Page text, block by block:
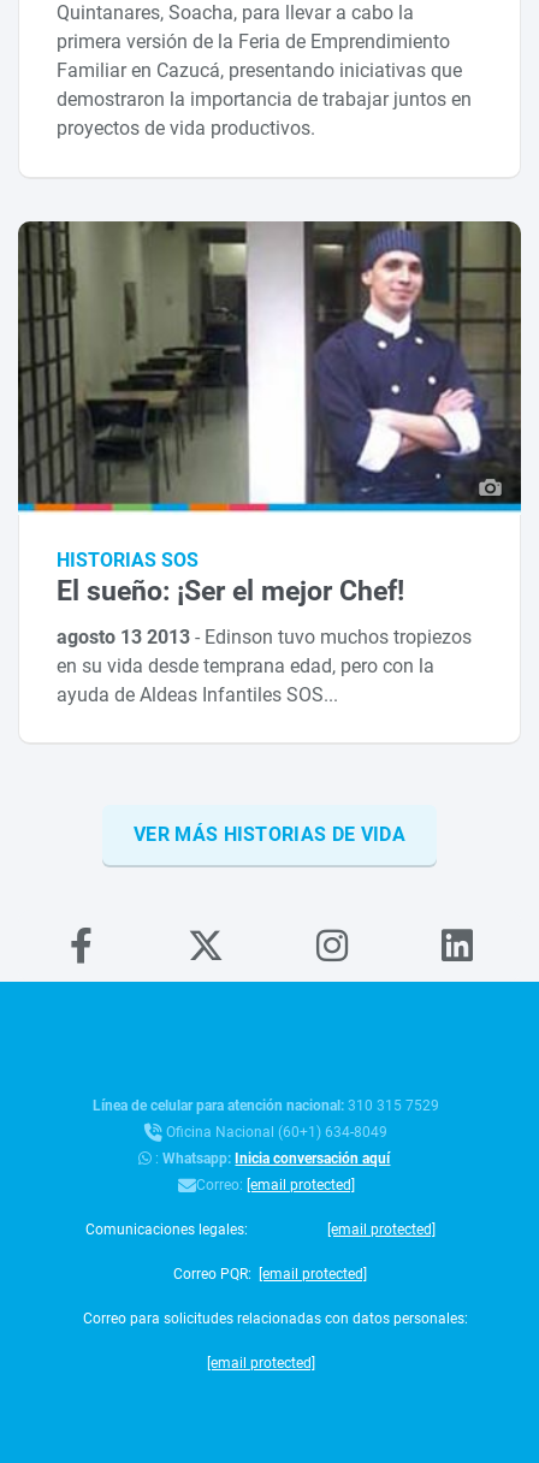
Quintanares, Soacha, para llevar a cabo la
primera versión de la Feria de Emprendimiento
Familiar en Cazucá, presentando iniciativas que
demostraron la importancia de trabajar juntos en
proyectos de vida productivos.
HISTORIAS SOS
El sueño: ¡Ser el mejor Chef!
agosto 13 2013- Edinson tuvo muchos tropiezos
en su vida desde temprana edad, pero con la
ayuda de Aldeas Infantiles SOS...
VER MÁS HISTORIAS DE VIDA
Línea de celular para atención nacional:310 315 7529
Oficina Nacional (60+1) 634-8049
:Whatsapp: Inicia conversación aquí
Correo: [email protected]
Comunicaciones legales: [email protected]
Correo PQR: [email protected]
Correo para solicitudes relacionadas con datos personales:
[email protected]